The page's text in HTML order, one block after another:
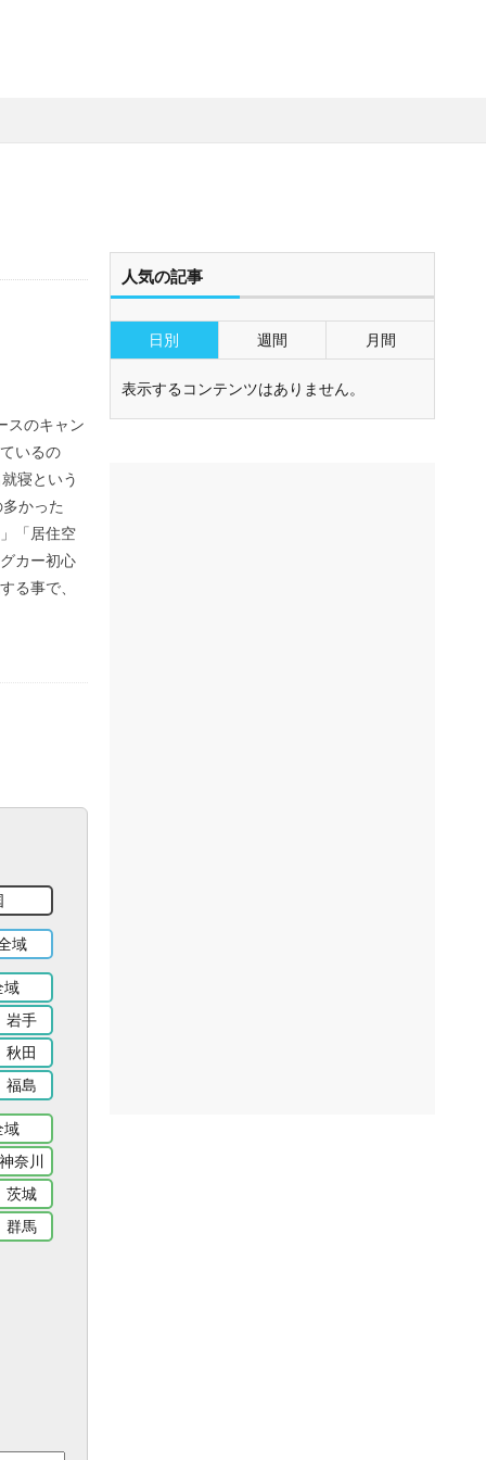
スのキャン
いるの
寝という
かった
「居住空
カー初心
る事で、
域
域
岩手
秋田
福島
域
神奈川
茨城
群馬
人気の記事
日別 週間 月間
表示するコンテンツはありません。